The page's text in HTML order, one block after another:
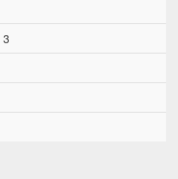
3